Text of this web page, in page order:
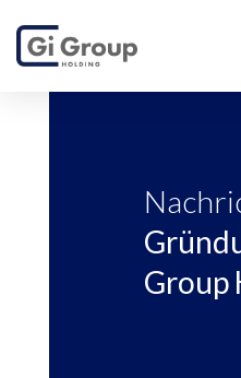
Group